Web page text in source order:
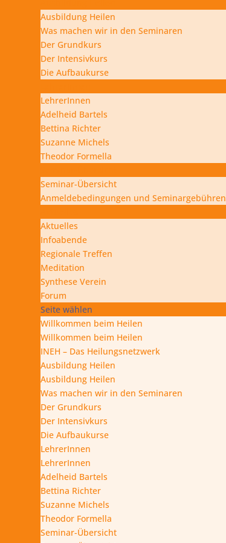
Ausbildung Heilen
Was machen wir in den Seminaren
Der Grundkurs
Der Intensivkurs
Die Aufbaukurse
LehrerInnen
Adelheid Bartels
Bettina Richter
Suzanne Michels
Theodor Formella
Seminar-Übersicht
Anmeldebedingungen und Seminargebühren
Aktuelles
Infoabende
Regionale Treffen
Meditation
Synthese Verein
Forum
Seite wählen
Willkommen beim Heilen
Willkommen beim Heilen
INEH – Das Heilungsnetzwerk
Ausbildung Heilen
Ausbildung Heilen
Was machen wir in den Seminaren
Der Grundkurs
Der Intensivkurs
Die Aufbaukurse
LehrerInnen
LehrerInnen
Adelheid Bartels
Bettina Richter
Suzanne Michels
Theodor Formella
Seminar-Übersicht